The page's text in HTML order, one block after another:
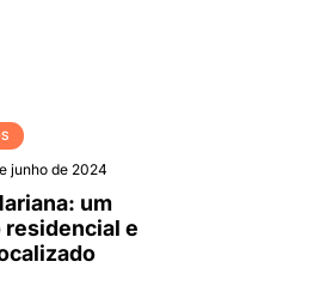
junho de 2024
um
residencial e